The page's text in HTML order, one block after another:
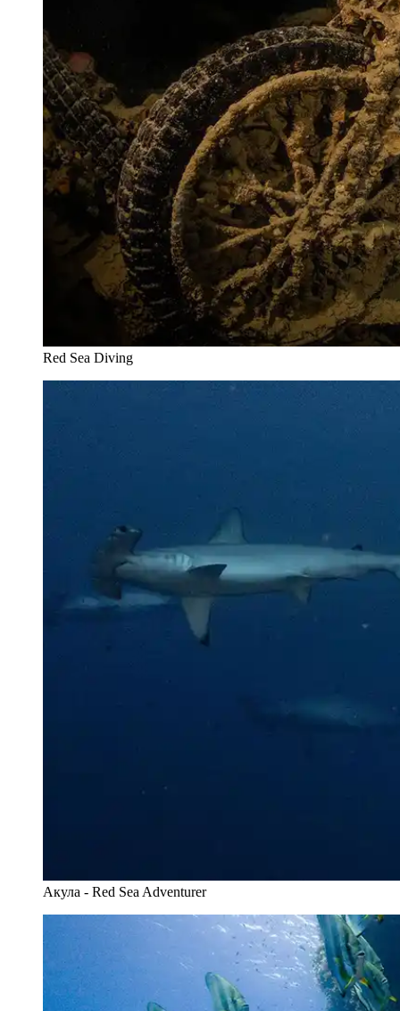
Red Sea Diving
Акула - Red Sea Adventurer